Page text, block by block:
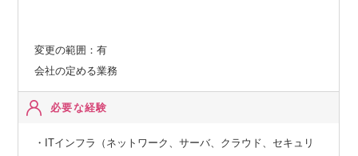
変更の範囲：有
会社の定める業務
必要な経験
・ITインフラ（ネットワーク、サーバ、クラウド、セキュリ